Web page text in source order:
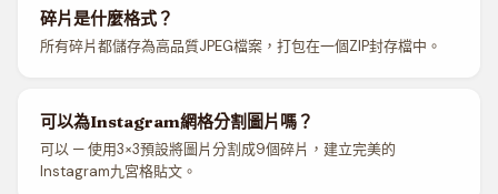
碎片是什麼格式？
所有碎片都儲存為高品質JPEG檔案，打包在一個ZIP封存檔中。
可以為Instagram網格分割圖片嗎？
可以 — 使用3×3預設將圖片分割成9個碎片，建立完美的
Instagram九宮格貼文。